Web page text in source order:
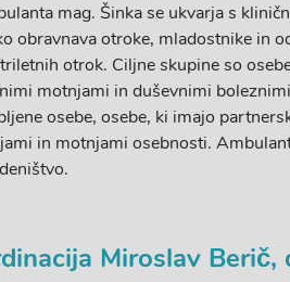
mag. Šinka se ukvarja s
obravnava otroke, mladostnike in
otrok. Ciljne skupine so
motnjami in duševnimi
osebe, osebe, ki imajo
in motnjami osebnosti.
Miroslav Berič,